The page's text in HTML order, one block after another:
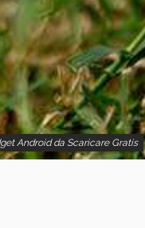
Android da Scaricare Gratis